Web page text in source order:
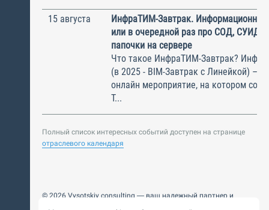
15 августа
ИнфраТИМ-Завтрак.
или в очередной раз про СОД, СУИД и
папочки на сервере
Что такое ИнфраТИМ-Завтрак?
(в 2025 - BIM-Завтрак с Линейкой) –
онлайн мероприятие, на котором
Т...
Полный список интересных событий доступен на странице
отраслевого календаря
© 2026 Vysotskiy consulting — ваш надежный партнер и